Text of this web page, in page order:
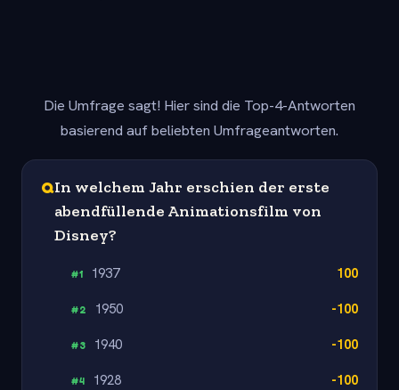
Die Umfrage sagt! Hier sind die Top-4-Antworten
basierend auf beliebten Umfrageantworten.
QIn welchem Jahr erschien der erste
abendfüllende Animationsfilm von
Disney?
#1 1937 100
#2 1950 -100
#3 1940 -100
#4 1928 -100